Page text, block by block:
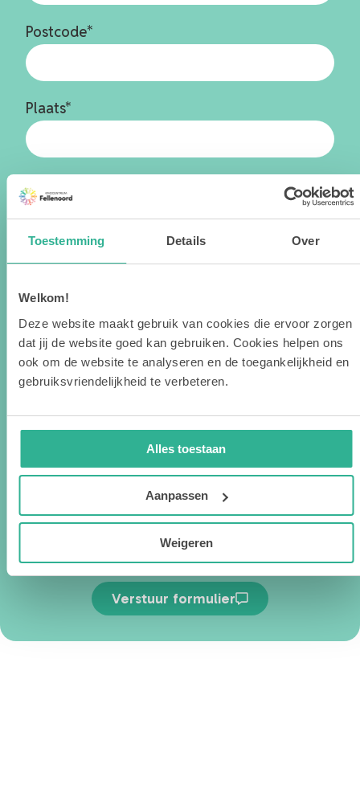
Toestemming Details Over
Welkom!
Deze website maakt gebruik van cookies die ervoor zorgen
dat jij de website goed kan gebruiken. Cookies helpen ons
ook om de website te analyseren en de toegankelijkheid en
gebruiksvriendelijkheid te verbeteren.
Alles toestaan
Aanpassen
Weigeren
Postcode*
Plaats*
Voor- en achternaam ouder
E-mailadres*
Telefoonnummer*
Eventuele bijzonderheden
Verstuur formulier